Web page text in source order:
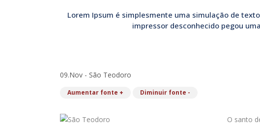
Lorem Ipsum é simplesmente uma simulação de
impressor desconhecido pegou
09.Nov - São Teodoro
Aumentar fonte + Diminuir fonte -
O santo